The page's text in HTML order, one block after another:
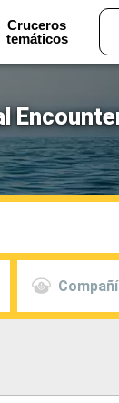
Cruceros
temáticos